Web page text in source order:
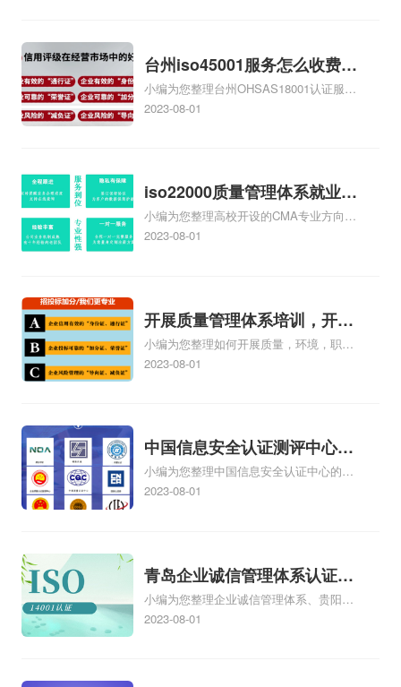
台州iso45001服务怎么收费，
台州iso45001认证服务怎么收
费
小编为您整理台州OHSAS18001认证服务
中心哪家收费便宜、台州ISO9000认证，
认证收费标准是什么相关iso体系认证知
识，详情可查看下方正文！
2023-08-01
iso22000质量管理体系就业方
向，质量管理与认证就业方向
小编为您整理高校开设的CMA专业方向未
来就业前景及就业方向如何、cma就业方
知识，详情可查看下方正文！
2023-08-01
开展质量管理体系培训，开展
质量管理体系五大过程培训
小编为您整理如何开展质量，环境，职业
健康安全管理体系培训、营销部如何开展
作.ppt相关iso体系认证知识，详情可查看
下方正文！
2023-08-01
中国信息安全认证测评中心，
信息安全测评认证中心
小编为您整理中国信息安全认证中心的机
构简介、戴尔有没有国家信息安全测评信
全认证中心颁发的信息安全服务资质认证
如何办理、第三方安全测评cma测评机构
为什么这么贵相关iso体系认证知识，详情
可查看下方正文！
2023-08-01
青岛企业诚信管理体系认证，
青岛诚信企业证书
小编为您整理企业诚信管理体系、贵阳企
业诚信管理体系认证怎么样、企业诚信管
2023-08-01